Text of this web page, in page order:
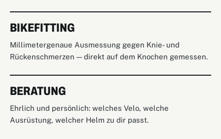
BIKEFITTING
Millimetergenaue Ausmessung gegen Knie- und
Rückenschmerzen — direkt auf dem Knochen gemessen.
BERATUNG
Ehrlich und persönlich: welches Velo, welche
Ausrüstung, welcher Helm zu dir passt.